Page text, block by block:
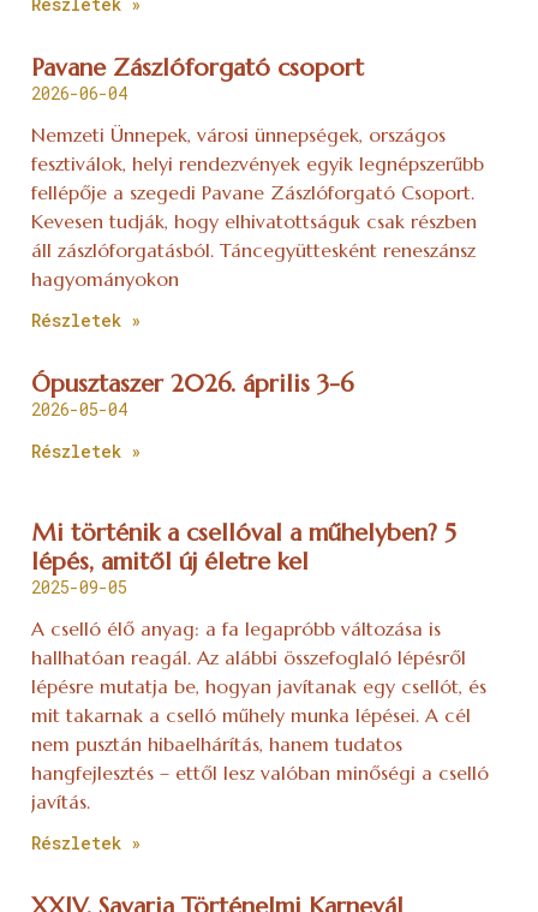
Pavane Zászlóforgató csoport
2026-06-04
Nemzeti Ünnepek, városi ünnepségek, országos
fesztiválok, helyi rendezvények egyik legnépszerűbb
fellépője a szegedi Pavane Zászlóforgató Csoport.
Kevesen tudják, hogy elhivatottságuk csak részben
áll zászlóforgatásból. Táncegyüttesként reneszánsz
hagyományokon
Részletek »
Ópusztaszer 2026. április 3-6
2026-05-04
Részletek »
Mi történik a csellóval a műhelyben? 5
lépés, amitől új életre kel
2025-09-05
A cselló élő anyag: a fa legapróbb változása is
hallhatóan reagál. Az alábbi összefoglaló lépésről
lépésre mutatja be, hogyan javítanak egy csellót, és
mit takarnak a cselló műhely munka lépései. A cél
nem pusztán hibaelhárítás, hanem tudatos
hangfejlesztés – ettől lesz valóban minőségi a cselló
javítás.
Részletek »